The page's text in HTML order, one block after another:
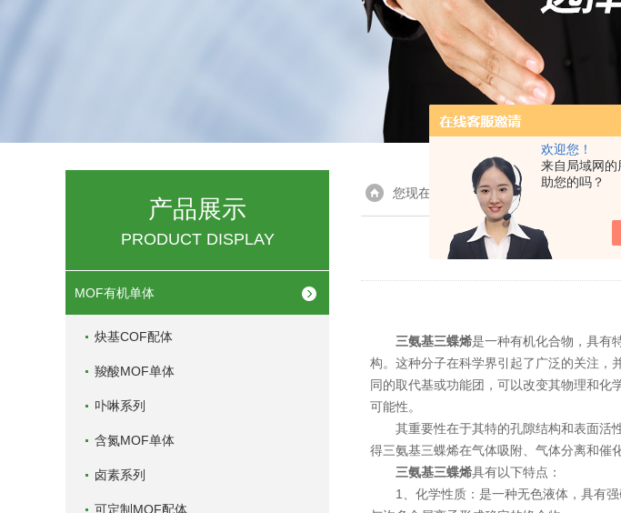
欢迎您！
来自局域网
助您的吗？
产品展示
PRODUCT DISPLAY
MOF有机单体
炔基COF配体
羧酸MOF单体
卟啉系列
含氮MOF单体
卤素系列
可定制MOF配体
您现在的位置：首页> 技术文章 > 对于
三氨基三蝶烯是一种有机化合物，具有
构。这种分子在科学界引起了广泛的关注，
同的取代基或功能团，可以改变其物理和化
可能性。
其重要性在于其特的孔隙结构和表面活性
得三氨基三蝶烯在气体吸附、气体分离和催
三氨基三蝶烯具有以下特点：
1、化学性质：是一种无色液体，具有强